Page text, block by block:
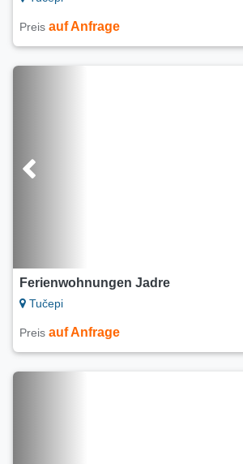
Preis auf Anfrage
Ferienwohnungen Jadre
Tučepi
Preis auf Anfrage